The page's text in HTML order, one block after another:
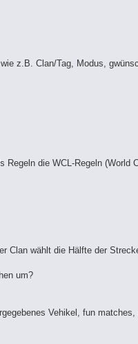
z.B. Clan/Tag, Modus,
Regeln die WCL-Regeln (World
Clan wählt die Hälfte der
um?
Vehikel, fun matches,